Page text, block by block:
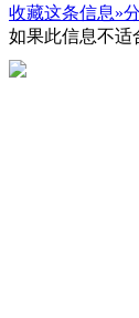
收藏这条信息»
如果此信息不适